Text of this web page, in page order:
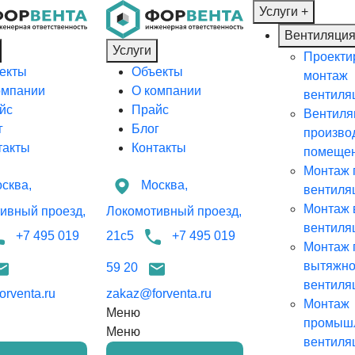
проезд,
+7 495 019
Услуги
Объекты
О компании
Прайс
Блог
Контакты
Москва,
Локомотивный проезд,
21с5
+7 495 019
59 20
zakaz@forventa.ru
Меню
Меню
Услуги +
Вентиляция
монтаж
Монтаж
Монтаж
Монтаж
Монтаж